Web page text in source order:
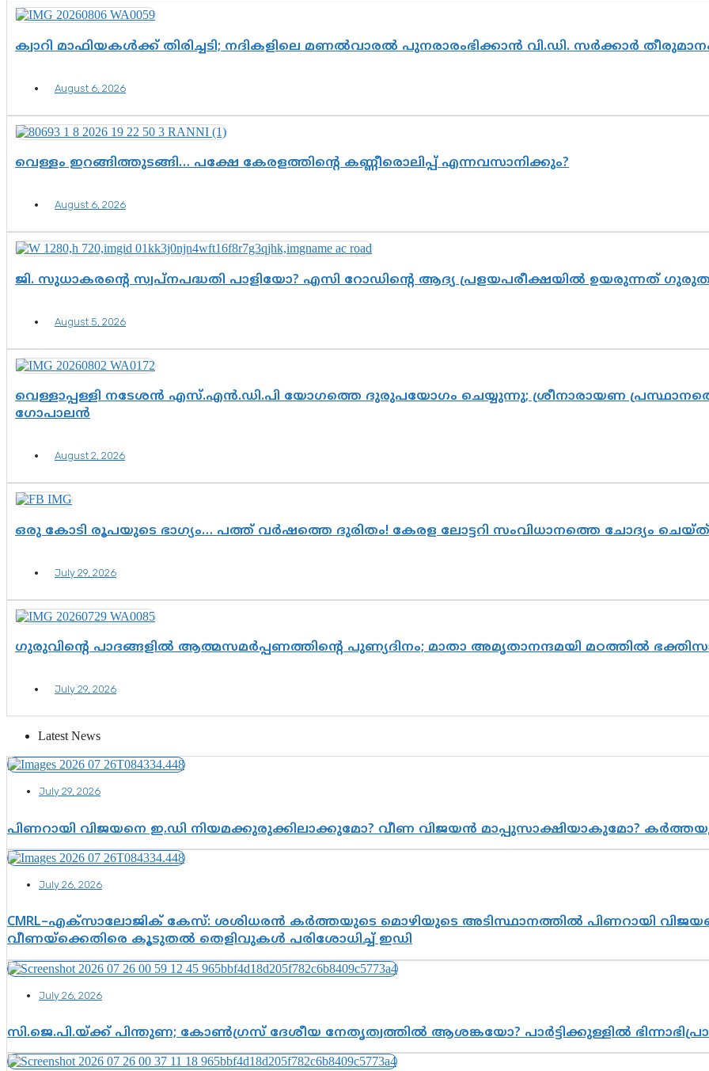
ക്വാറി മാഫിയകൾക്ക് തിരിച്ചടി; നദികളിലെ മണൽവാരൽ പുനരാരംഭിക്കാൻ വി.ഡി. സർക്കാർ
August 6, 2026
വെള്ളം ഇറങ്ങിത്തുടങ്ങി… പക്ഷേ കേരളത്തിന്റെ കണ്ണീരൊലിപ്പ് എന്നവസാനിക്കും?
August 6, 2026
ജി. സുധാകരന്റെ സ്വപ്നപദ്ധതി പാളിയോ? എസി റോഡിന്റെ ആദ്യ പ്രളയപരീക്ഷയിൽ ഉയരുന്നത്
August 5, 2026
വെള്ളാപ്പള്ളി നടേശൻ എസ്.എൻ.ഡി.പി യോഗത്തെ ദുരുപയോഗം ചെയ്യുന്നു; ശ്രീനാരായണ
ഗോപാലൻ
August 2, 2026
ഒരു കോടി രൂപയുടെ ഭാഗ്യം… പത്ത് വർഷത്തെ ദുരിതം! കേരള ലോട്ടറി സംവിധാനത്തെ ചോദ്യം
July 29, 2026
ഗുരുവിന്റെ പാദങ്ങളിൽ ആത്മസമർപ്പണത്തിന്റെ പുണ്യദിനം; മാതാ അമൃതാനന്ദമയി മഠത്തിൽ
July 29, 2026
Latest News
July 29, 2026
പിണറായി വിജയനെ ഇ.ഡി നിയമക്കുരുക്കിലാക്കുമോ? വീണ വിജയൻ മാപ്പുസാക്ഷിയാകുമോ?
July 26, 2026
CMRL–എക്‌സാലോജിക് കേസ്: ശശിധരൻ കർത്തയുടെ മൊഴിയുടെ അടിസ്ഥാനത്തിൽ പിണറായി
വീണയ്‌ക്കെതിരെ കൂടുതൽ തെളിവുകൾ പരിശോധിച്ച് ഇഡി
July 26, 2026
സി.ജെ.പി.യ്ക്ക് പിന്തുണ; കോൺഗ്രസ് ദേശീയ നേതൃത്വത്തിൽ ആശങ്കയോ? പാർട്ടിക്കുള്ളിൽ